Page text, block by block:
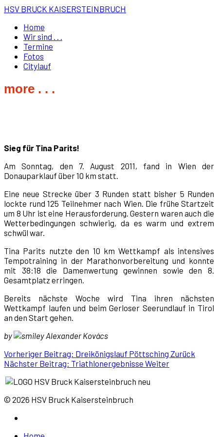
HSV BRUCK KAISERSTEINBRUCH
Home
Wir sind . . .
Termine
Fotos
Citylauf
more . . .
Sieg für Tina Parits!
Am Sonntag, den 7. August 2011, fand in Wien der
Donauparklauf über 10 km statt.
Eine neue Strecke über 3 Runden statt bisher 5 Runden
lockte rund 125 Teilnehmer nach Wien. Die frühe Startzeit
um 8 Uhr ist eine Herausforderung. Gestern waren auch die
Wetterbedingungen schwierig, da es warm und extrem
schwül war.
Tina Parits nutzte den 10 km Wettkampf als intensives
Tempotraining in der Marathonvorbereitung und konnte
mit 38:18 die Damenwertung gewinnen sowie den 8.
Gesamtplatz erringen.
Bereits nächste Woche wird Tina ihren nächsten
Wettkampf laufen und beim Gerloser Seerundlauf in Tirol
an den Start gehen.
by
Alexander Kovács
Vorheriger Beitrag: Dreikönigslauf Pöttsching Zurück
Nächster Beitrag: Triathlonergebnisse Weiter
© 2026 HSV Bruck Kaisersteinbruch